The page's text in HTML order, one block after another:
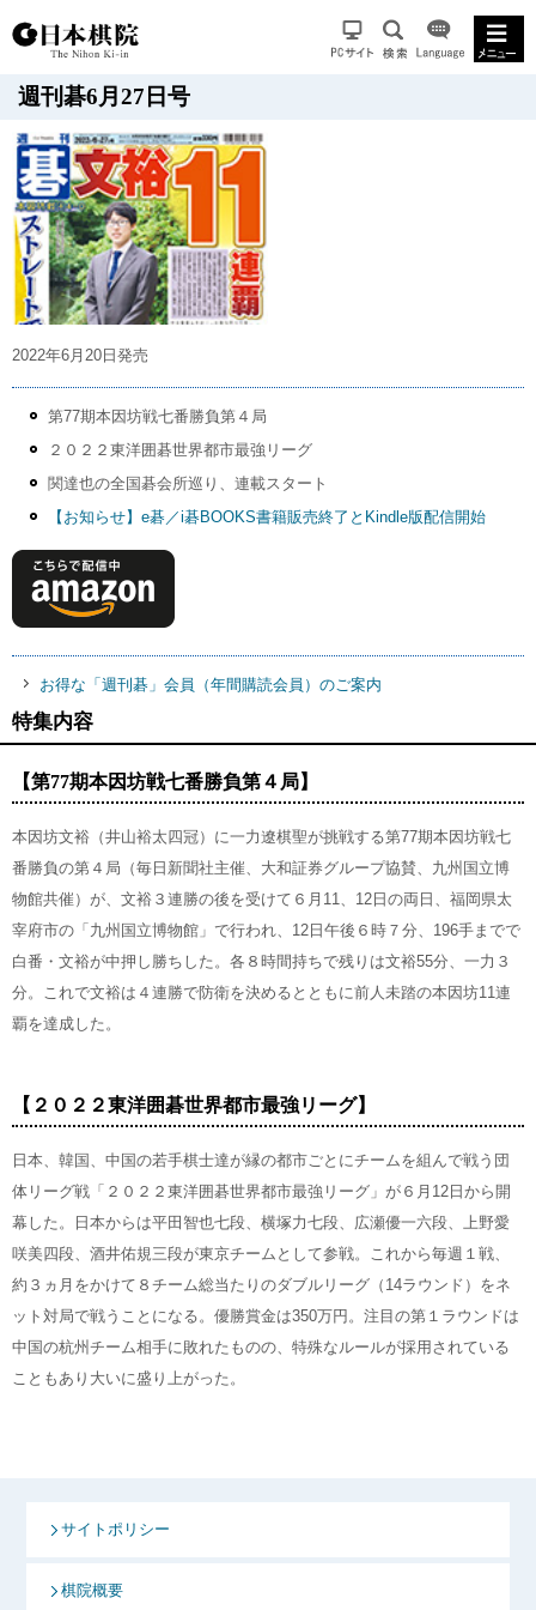
週刊碁6月27日号
2022年6月20日発売
第77期本因坊戦七番勝負第４局
２０２２東洋囲碁世界都市最強リーグ
関達也の全国碁会所巡り、連載スタート
【お知らせ】e碁／i碁BOOKS書籍販売終了とKindle版配信開始
お得な「週刊碁」会員（年間購読会員）のご案内
特集内容
【第77期本因坊戦七番勝負第４局】
本因坊文裕（井山裕太四冠）に一力遼棋聖が挑戦する第77期本因坊戦七
番勝負の第４局（毎日新聞社主催、大和証券グループ協賛、九州国立博
物館共催）が、文裕３連勝の後を受けて６月11、12日の両日、福岡県太
宰府市の「九州国立博物館」で行われ、12日午後６時７分、196手までで
白番・文裕が中押し勝ちした。各８時間持ちで残りは文裕55分、一力３
分。これで文裕は４連勝で防衛を決めるとともに前人未踏の本因坊11連
覇を達成した。
【２０２２東洋囲碁世界都市最強リーグ】
日本、韓国、中国の若手棋士達が縁の都市ごとにチームを組んで戦う団
体リーグ戦「２０２２東洋囲碁世界都市最強リーグ」が６月12日から開
幕した。日本からは平田智也七段、横塚力七段、広瀬優一六段、上野愛
咲美四段、酒井佑規三段が東京チームとして参戦。これから毎週１戦、
約３ヵ月をかけて８チーム総当たりのダブルリーグ（14ラウンド）をネ
ット対局で戦うことになる。優勝賞金は350万円。注目の第１ラウンドは
中国の杭州チーム相手に敗れたものの、特殊なルールが採用されている
こともあり大いに盛り上がった。
サイトポリシー
棋院概要